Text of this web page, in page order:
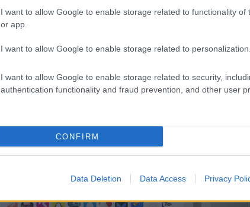
I want to allow Google to enable storage related to functionality of
or app.
I want to allow Google to enable storage related to personalization.
I want to allow Google to enable storage related to security,
authentication functionality and fraud prevention, and other user
CONFIRM
Data Deletion Data Access Privacy
Η OpenAI σταματά το μοντέλο
Astra που έλυσε 10 μαθηματικά
αινίγματα δεκαετιών
δημοτικό
ΦΩΤΟ